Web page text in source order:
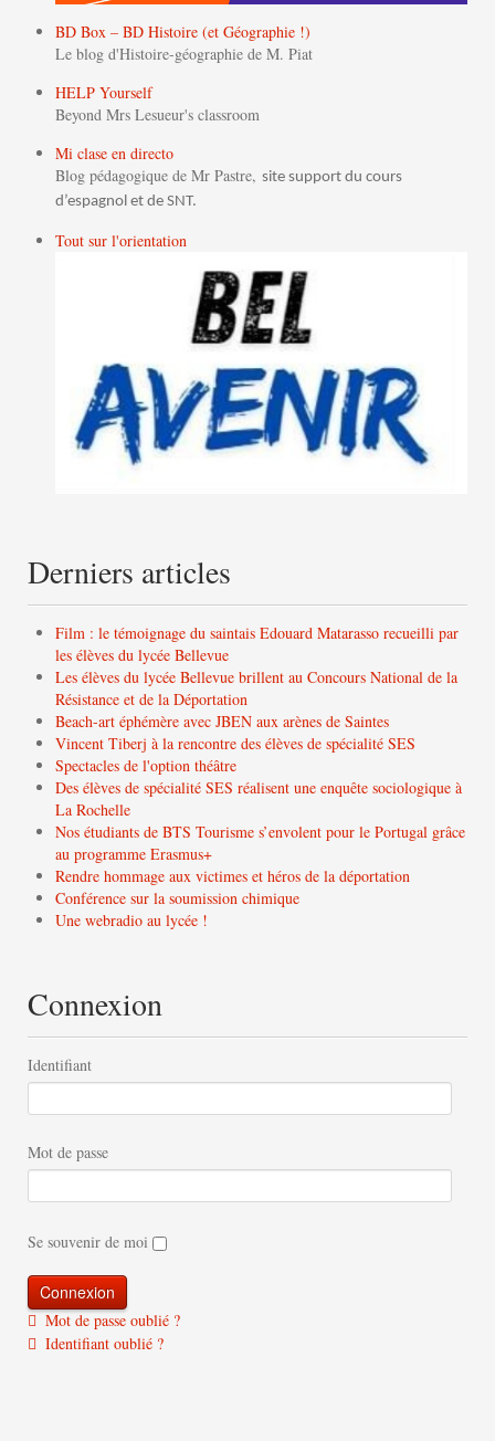
BD Box – BD Histoire (et Géographie !)
Le blog d'Histoire-géographie de M. Piat
HELP Yourself
Beyond Mrs Lesueur's classroom
Mi clase en directo
Blog pédagogique de Mr Pastre, site support du cours
d’espagnol et de SNT.
Tout sur l'orientation
Derniers articles
Film : le témoignage du saintais Edouard Matarasso recueilli par
les élèves du lycée Bellevue
Les élèves du lycée Bellevue brillent au Concours National de la
Résistance et de la Déportation
Beach-art éphémère avec JBEN aux arènes de Saintes
Vincent Tiberj à la rencontre des élèves de spécialité SES
Spectacles de l'option théâtre
Des élèves de spécialité SES réalisent une enquête sociologique à
La Rochelle
Nos étudiants de BTS Tourisme s’envolent pour le Portugal grâce
au programme Erasmus+
Rendre hommage aux victimes et héros de la déportation
Conférence sur la soumission chimique
Une webradio au lycée !
Connexion
Identifiant
Mot de passe
Se souvenir de moi
Mot de passe oublié ?
Identifiant oublié ?